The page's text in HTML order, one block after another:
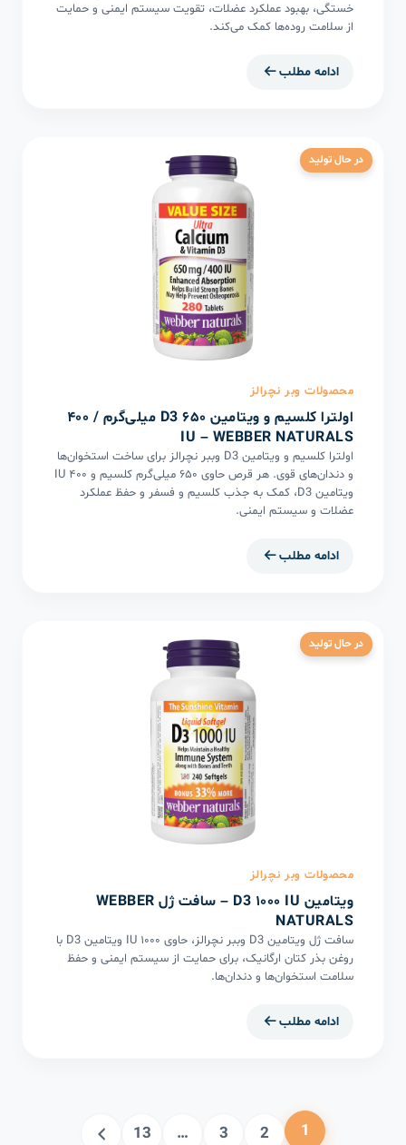
خستگی، بهبود عملکرد عضلات، تقویت سیستم ایمنی و حمایت
از سلامت روده‌ها کمک می‌کند.
ادامه مطلب
در حال تولید
محصولات وبر نچرالز
اولترا کلسیم و ویتامین D3 ۶۵۰ میلی‌گرم / ۴۰۰
IU – WEBBER NATURALS
اولترا کلسیم و ویتامین D3 وببر نچرالز برای ساخت استخوان‌ها
و دندان‌های قوی. هر قرص حاوی ۶۵۰ میلی‌گرم کلسیم و ۴۰۰ IU
ویتامین D3، کمک به جذب کلسیم و فسفر و حفظ عملکرد
عضلات و سیستم ایمنی.
ادامه مطلب
در حال تولید
محصولات وبر نچرالز
ویتامین D3 ۱۰۰۰ IU – سافت ژل WEBBER
NATURALS
سافت ژل ویتامین D3 وببر نچرالز، حاوی ۱۰۰۰ IU ویتامین D3 با
روغن بذر کتان ارگانیک، برای حمایت از سیستم ایمنی و حفظ
سلامت استخوان‌ها و دندان‌ها.
ادامه مطلب
1
2